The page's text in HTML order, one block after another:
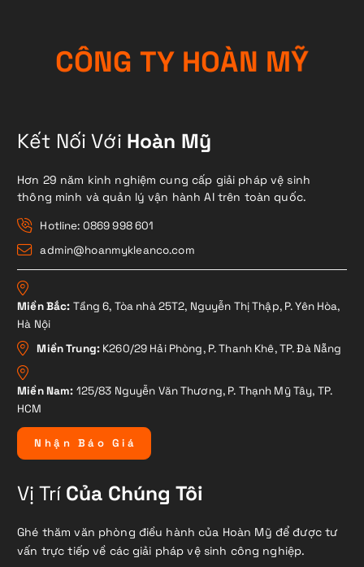
CÔNG TY HOÀN MỸ
Kết Nối Với Hoàn Mỹ
Hơn 29 năm kinh nghiệm cung cấp giải pháp vệ sinh
thông minh và quản lý vận hành AI trên toàn quốc.
Hotline: 0869 998 601
admin@hoanmykleanco.com
Miền Bắc: Tầng 6, Tòa nhà 25T2, Nguyễn Thị Thập, P. Yên Hòa,
Hà Nội
Miền Trung: K260/29 Hải Phòng, P. Thanh Khê, TP. Đà Nẵng
Miền Nam: 125/83 Nguyễn Văn Thương, P. Thạnh Mỹ Tây, TP.
HCM
N hậ n B á o G i á
Vị TríCủa Chúng Tôi
Ghé thăm văn phòng điều hành của Hoàn Mỹ để được tư
vấn trực tiếp về các giải pháp vệ sinh công nghiệp.